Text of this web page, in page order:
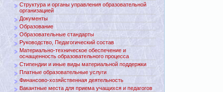
Структура и органы управления образовательной
организацией
Документы
Образование
Образовательные стандарты
Руководство, Педагогический состав
Материально-техническое обеспечение и
оснащенность образовательного процесса
Стипендии и иные виды материальной поддержки
Платные образовательные услуги
Финансово-хозяйственная деятельность
Вакантные места для приема учащихся и педагогов